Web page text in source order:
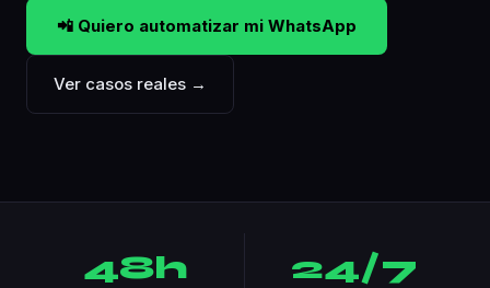
📲 Quiero automatizar mi WhatsApp
Ver casos reales →
48h 24/7